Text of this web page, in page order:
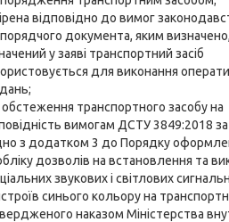
відповідно до вимог
документа, яким
у заяві транспортний засіб
для виконання
обстеження транспортного засобу на
вимогам ДСТУ 3849:2018
з додатком 3 до Порядку
дозволів на встановлення та
звукових і світлових
синього кольору на
наказом Міністерства